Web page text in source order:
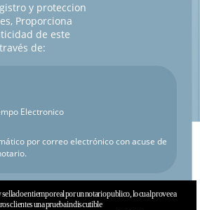
y proteccion
Proporciona
de este
de:
Electronico
por correo electrónico con acuse de
en tiempo real por un notario publico, lo cual provee a
clientes una prueba indiscutible